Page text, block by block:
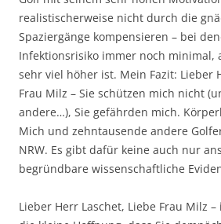
realistischerweise nicht durch die
Spaziergänge kompensieren – bei
Infektionsrisiko immer noch minimal,
sehr viel höher ist. Mein Fazit: Lieber
Frau Milz – Sie schützen mich nicht
andere…), Sie gefährden mich.
Mich und zehntausende andere
NRW. Es gibt dafür keine auch nur
begründbare wissenschaftliche
Lieber Herr Laschet, Liebe Frau Milz